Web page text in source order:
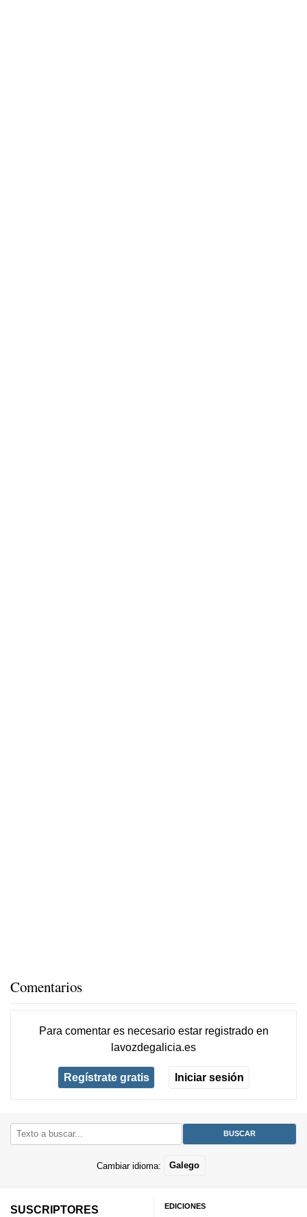
Comentarios
Para comentar es necesario estar registradoen
lavozdegalicia.es
Regístrate gratis Iniciar sesión
Cambiar idioma: Galego
SUSCRIPTORES
EDICIONES